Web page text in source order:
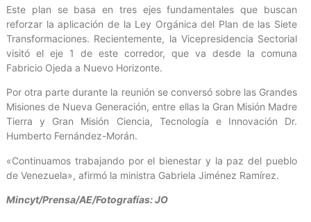
Este plan se basa en tres ejes fundamentales que buscan
reforzar la aplicación de la Ley Orgánica del Plan de las Siete
Transformaciones. Recientemente, la Vicepresidencia Sectorial
visitó el eje 1 de este corredor, que va desde la comuna
Fabricio Ojeda a Nuevo Horizonte.
Por otra parte durante la reunión se conversó sobre las Grandes
Misiones de Nueva Generación, entre ellas la Gran Misión Madre
Tierra y Gran Misión Ciencia, Tecnología e Innovación Dr.
Humberto Fernández-Morán.
«Continuamos trabajando por el bienestar y la paz del pueblo
de Venezuela», afirmó la ministra Gabriela Jiménez Ramírez.
Mincyt/Prensa/AE/Fotografías: JO